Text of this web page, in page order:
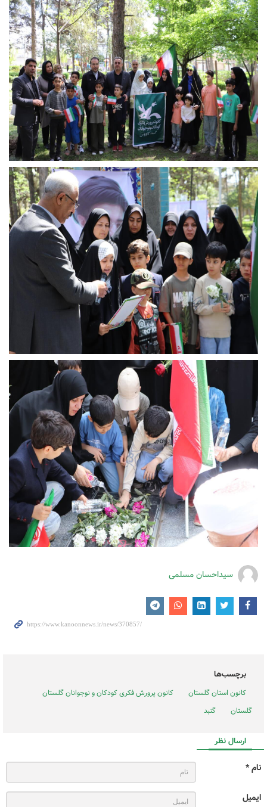
سیداحسان مسلمی
برچسب‌ها
کانون استان گلستان
کانون پرورش فکری کودکان و نوجوانان گلستان
گلستان
گنبد
ارسال نظر
نام *
ایمیل